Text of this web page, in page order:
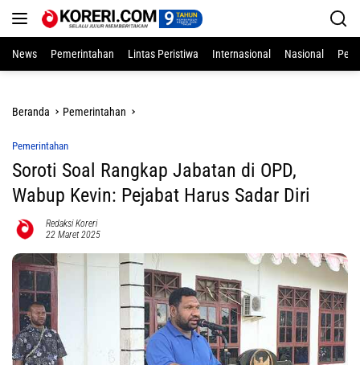
News
Pemerintahan Lintas Peristiwa Internasional Nasional
Beranda Pemerintahan
Pemerintahan
Soroti Soal Rangkap Jabatan di OPD,
Wabup Kevin: Pejabat Harus Sadar Diri
Redaksi Koreri
22 Maret 2025